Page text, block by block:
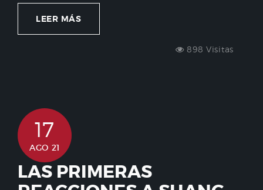
LEER MÁS
898 Visitas
17
AGO 21
LAS PRIMERAS